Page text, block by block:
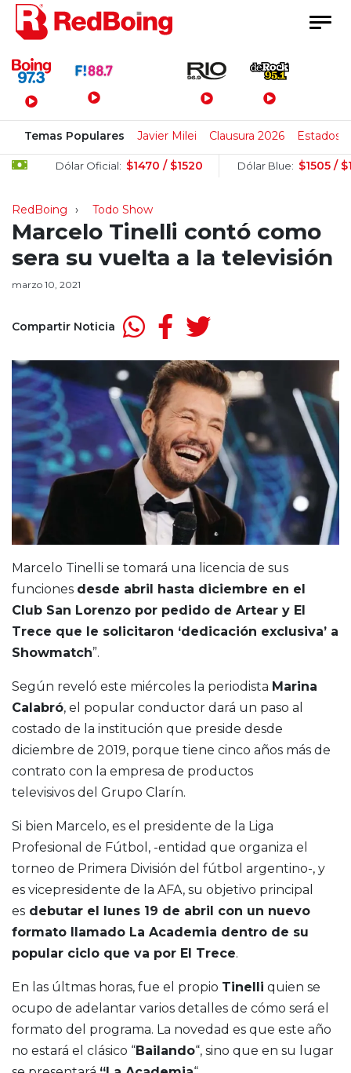
Menú Principal
Temas Populares Javier Milei Clausura 2026 Estados
Dólar Oficial: $1470 / $1520 Dólar Blue: $1505 / $1525
RedBoing Todo Show
Marcelo Tinelli contó como
sera su vuelta a la televisión
marzo 10, 2021
Compartir Noticia
Marcelo Tinelli se tomará una licencia de sus
funciones desde abril hasta diciembre en el
Club San Lorenzo por pedido de Artear y El
Trece que le solicitaron ‘dedicación exclusiva’ a
Showmatch”.
Según reveló este miércoles la periodista Marina
Calabró, el popular conductor dará un paso al
costado de la institución que preside desde
diciembre de 2019, porque tiene cinco años más de
contrato con la empresa de productos
televisivos del Grupo Clarín.
Si bien Marcelo, es el presidente de la Liga
Profesional de Fútbol, -entidad que organiza el
torneo de Primera División del fútbol argentino-, y
es vicepresidente de la AFA, su objetivo principal
es debutar el lunes 19 de abril con un nuevo
formato llamado La Academia dentro de su
popular ciclo que va por El Trece.
En las últmas horas, fue el propio Tinelli quien se
ocupo de adelantar varios detalles de cómo será el
formato del programa. La novedad es que este año
no estará el clásico “Bailando“, sino que en su lugar